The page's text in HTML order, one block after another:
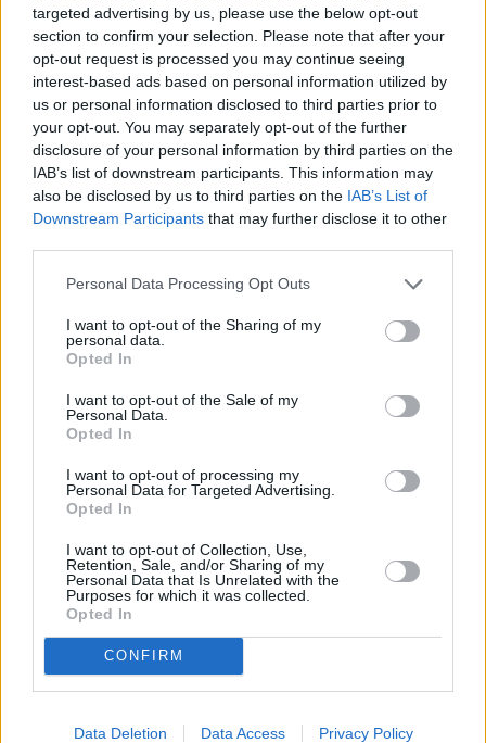
targeted advertising by us, please use the below opt-out
section to confirm your selection. Please note that after your
opt-out request is processed you may continue seeing
interest-based ads based on personal information utilized by
us or personal information disclosed to third parties prior to
your opt-out. You may separately opt-out of the further
disclosure of your personal information by third parties on the
IAB’s list of downstream participants. This information may
also be disclosed by us to third parties on the IAB’s List of
Downstream Participants that may further disclose it to other
Personal Data Processing Opt Outs
I want to opt-out of the Sharing of my
personal data.
Opted In
I want to opt-out of the Sale of my
Personal Data.
Opted In
I want to opt-out of processing my
Personal Data for Targeted Advertising.
Opted In
I want to opt-out of Collection, Use,
Retention, Sale, and/or Sharing of my
Personal Data that Is Unrelated with the
Purposes for which it was collected.
Opted In
CONFIRM
Data Deletion Data Access Privacy Policy
è tenuto ieri pomeriggio; oggi quello sualberghi e campeggi
mentre lunedì 27 aprile si incontreranno i rappresentanti del settore
commercio, bar, ristoranti, esercizi pubblici e per cibi da asporto.
Partecipano ai tavoli di lavoro rappresentanti deglienti pubblici
imprese e delle organizzazioni sindacali.
“Lo sforzo comune sarà quello digarantire una ripartenza sicura
con soluzioni adeguate per glistabilimenti balneari, i servizi
alberghierieturistico-ricettivi, la ristorazione e i pubblici
esercizi– spiega l’assessore regionale a Turismo e Commercio,
Andrea Corsini
-. Stabiliamo regole precise, frutto di una
avuto grande disponibilità a trovare un accordo e volontà di far
ripartire le attività che danno lavoro e identità al nostro territorio. In
affrontare la situazione assolutamente inedita che coinvolge tutti i
settori dell’economia e della vita quotidiana e per far ripartire
ma noi lavoriamo per farci trovare pronti. Va garantita- conclude
– la sicurezza della salute di clienti e personale, e l’impresa,
responsabilità che non gli sono proprie”.